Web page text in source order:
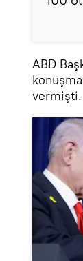
ABD
vermişti.